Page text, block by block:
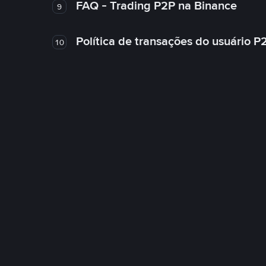
9 FAQ - Trading P2P na Binance
10 Política de transações do usuário